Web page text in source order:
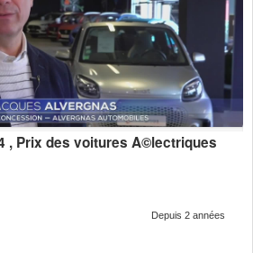
, Prix des voitures Ã©lectriques
Depuis 2 années